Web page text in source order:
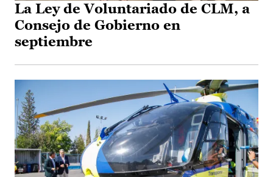
La Ley de Voluntariado de CLM, a
Consejo de Gobierno en
septiembre